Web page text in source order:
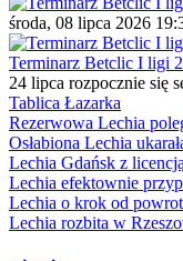
środa, 08 lipca 2026
Terminarz Betclic I ligi
24 lipca rozpocznie się
Tablica Łazarka
Rezerwowa Lechia
Osłabiona Lechia
Lechia Gdańsk z
Lechia efektownie
Lechia o krok od
Lechia rozbita w